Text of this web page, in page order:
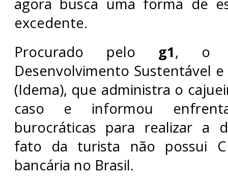
excedente.
Procurado pelo g1, o
Desenvolvimento Sustentável
(Idema), que administra o
caso e informou
burocráticas para realizar a
fato da turista não possui
bancária no Brasil.